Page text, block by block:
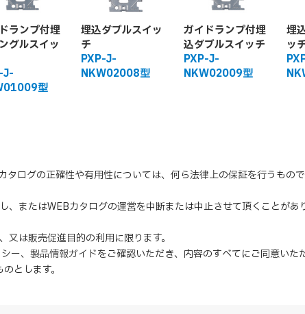
ランプ付埋
グルスイッ
J-
型
埋込ダブルスイッ
チ
PXP-J-
NKW02008型
ガイドランプ付埋
込ダブルスイッチ
PXP-J-
NKW02009型
埋
ッ
ログの正確性や有用性については、何ら法律上の保証を行うもの
またはWEBカタログの運営を中断または中止させて頂くことがあ
は販売促進目的の利用に限ります。
ー、 製品情報ガイドをご確認いただき、内容のすべてにご同意いた
とします。